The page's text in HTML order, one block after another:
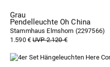
Grau
Pendelleuchte Oh China
Stammhaus Elmshorn (2297566)
1.590 €UVP 2.120 €